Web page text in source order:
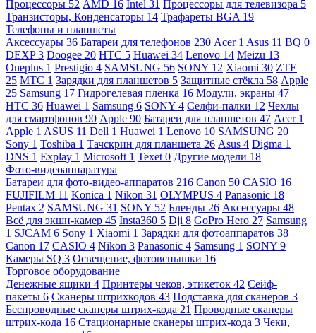
Процессоры 52 AMD 16 Intel 31 Процессоры для телевизора 5
Транзисторы, Конденсаторы 14 Трафареты BGA 19
Телефоны и планшеты
Аксессуары 36 Батареи для телефонов 230 Acer 1 Asus 11 BQ 0
DEXP3 Doogee 20 HTC 5 Huawei 34 Lenovo 14 Meizu 13
Oneplus 1 Prestigio 4 SAMSUNG 56 SONY 12 Xiaomi 30 ZTE
25 МТС 1 Зарядки для планшетов 5 Защитные стёкла 58 Apple
25 Samsung 17 Гидрогелевая пленка 16 Модули, экраны 47
HTC 36 Huawei 1 Samsung 6 SONY 4 Селфи-палки 12 Чехлы
для смартфонов 90 Apple 90 Батареи для планшетов 47 Acer 1
Apple 1 ASUS 11 Dell 1 Huawei 1 Lenovo 10 SAMSUNG 20
Sony 1 Toshiba 1 Тачскрин для планшета 26 Asus 4 Digma 1
DNS 1 Explay 1 Microsoft 1 Texet 0 Другие модели 18
Фото-видеоаппаратура
Батареи для фото-видео-аппаратов 216 Canon 50 CASIO 16
FUJIFILM 11 Konica 1 Nikon 31 OLYMPUS 4 Panasonic 18
Pentax 2 SAMSUNG 31 SONY 52 Бленды 26 Аксессуары 48
Всё для экшн-камер 45 Insta360 5 Dji 8 GoPro Hero 27 Samsung
1 SJCAM 6 Sony 1 Xiaomi 1 Зарядки для фотоаппаратов 38
Canon 17 CASIO 4 Nikon 3 Panasonic 4 Samsung 1 SONY 9
Камеры SQ 3 Освещение, фотовспышки 16
Торговое оборудование
Денежные ящики 4 Принтеры чеков, этикеток 42 Сейф-
пакеты 6 Сканеры штрихкодов 43 Подставка для сканеров 3
Беспроводные сканеры штрих-кода 21 Проводные сканеры
штрих-кода 16 Стационарные сканеры штрих-кода 3 Чеки,